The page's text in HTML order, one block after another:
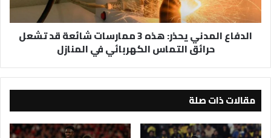
قد
تشعل
حرائق
في
الدفاع المدني يحذر: هذه 3 ممارسات شائعة قد تشعل
حرائق التماس الكهربائي في المنازل
مقالات ذات صلة